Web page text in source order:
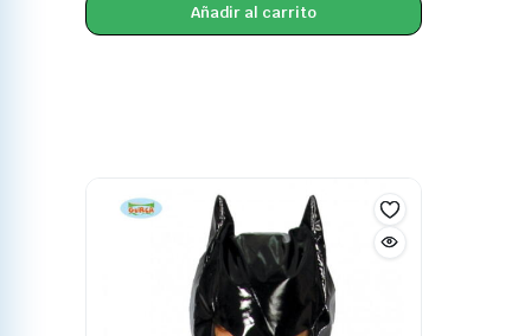
Añadir al carrito